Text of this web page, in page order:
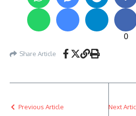
0
Share Article
Previous Article Next